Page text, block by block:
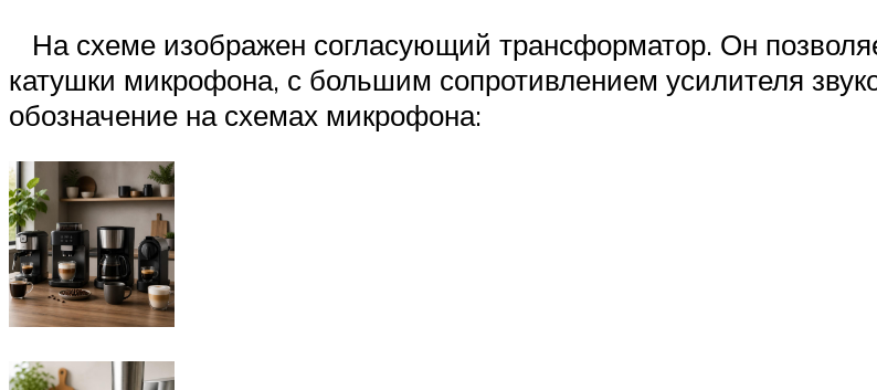
На схеме изображен согласующий трансформатор. Он
катушки микрофона, с большим сопротивлением усилителя
обозначение на схемах микрофона: